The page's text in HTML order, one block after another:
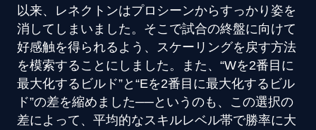
以来、レネクトンはプロシーンからすっかり姿を
消してしまいました。そこで試合の終盤に向けて
好感触を得られるよう、スケーリングを戻す方法
を模索することにしました。また、“Wを2番目に
最大化するビルド”と“Eを2番目に最大化するビル
ド”の差を縮めました──というのも、この選択の
差によって、平均的なスキルレベル帯で勝率に大